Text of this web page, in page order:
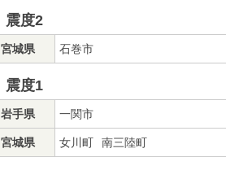
震度2
宮城県 石巻市
震度1
岩手県 一関市
宮城県 女川町 南三陸町